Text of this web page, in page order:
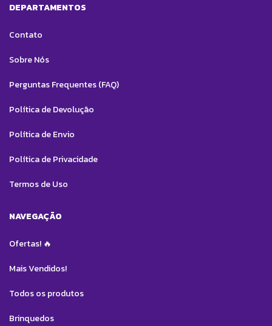
DEPARTAMENTOS
Contato
Sobre Nós
Perguntas Frequentes (FAQ)
Política de Devolução
Política de Envio
Política de Privacidade
Termos de Uso
NAVEGAÇÃO
Ofertas! 🔥
Mais Vendidos!
Todos os produtos
Brinquedos